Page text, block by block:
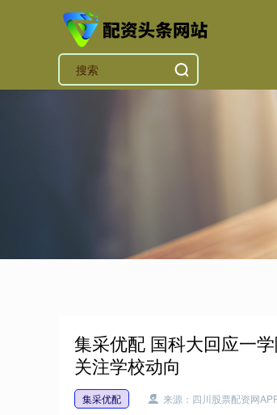
集采优配 国科大回应一
关注学校动向
集采优配 来源：四川股票配资网